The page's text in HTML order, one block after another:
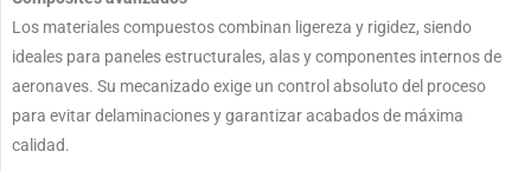
Los materiales compuestos combinan ligereza y rigidez, siendo
ideales para paneles estructurales, alas y componentes internos de
aeronaves. Su mecanizado exige un control absoluto del proceso
para evitar delaminaciones y garantizar acabados de máxima
calidad.